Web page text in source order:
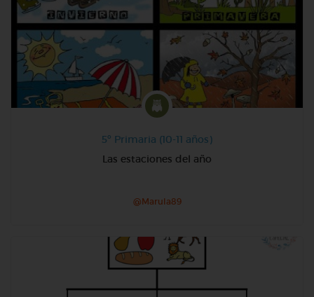
5º Primaria (10-11 años)
Las estaciones del año
@Marula89